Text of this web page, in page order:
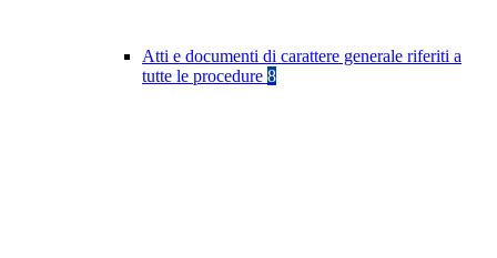
Atti e documenti di carattere generale riferiti a
tutte le procedure 8